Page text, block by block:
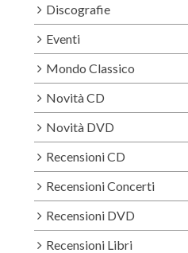
Discografie
Eventi
Mondo Classico
Novità CD
Novità DVD
Recensioni CD
Recensioni Concerti
Recensioni DVD
Recensioni Libri